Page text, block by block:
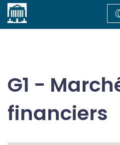
Accueil
G1 -
financiers